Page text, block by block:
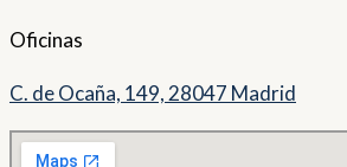
Oficinas
C. de Ocaña, 149, 28047 Madrid